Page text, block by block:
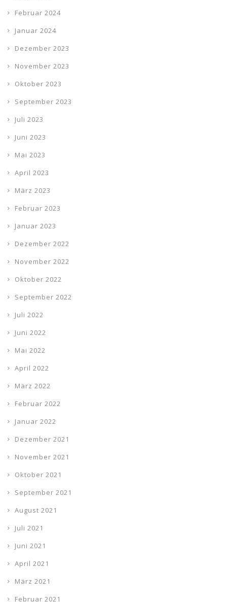
Februar 2024
Januar 2024
Dezember 2023
November 2023
Oktober 2023
September 2023
Juli 2023
Juni 2023
Mai 2023
April 2023
März 2023
Februar 2023
Januar 2023
Dezember 2022
November 2022
Oktober 2022
September 2022
Juli 2022
Juni 2022
Mai 2022
April 2022
März 2022
Februar 2022
Januar 2022
Dezember 2021
November 2021
Oktober 2021
September 2021
August 2021
Juli 2021
Juni 2021
April 2021
März 2021
Februar 2021